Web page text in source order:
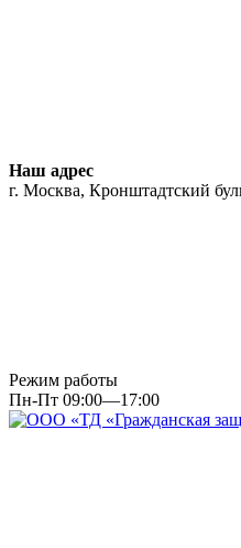
Наш адрес
г. Москва, Кронштадтский
Режим работы
Пн-Пт 09:00—17:00